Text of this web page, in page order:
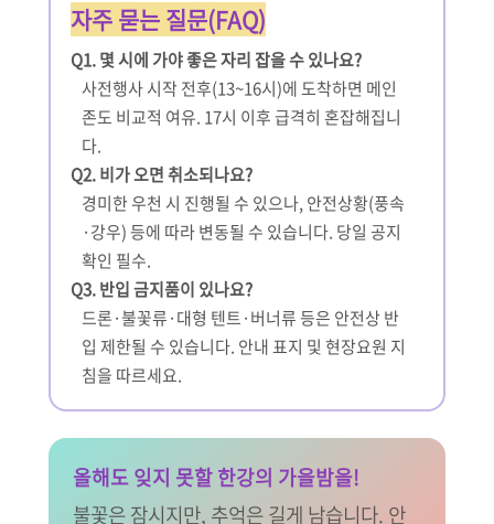
자주 묻는 질문(FAQ)
Q1. 몇 시에 가야 좋은 자리 잡을 수 있나요?
사전행사 시작 전후(13~16시)에 도착하면 메인
존도 비교적 여유. 17시 이후 급격히 혼잡해집니
다.
Q2. 비가 오면 취소되나요?
경미한 우천 시 진행될 수 있으나, 안전상황(풍속
·강우) 등에 따라 변동될 수 있습니다. 당일 공지
확인 필수.
Q3. 반입 금지품이 있나요?
드론·불꽃류·대형 텐트·버너류 등은 안전상 반
입 제한될 수 있습니다. 안내 표지 및 현장요원 지
침을 따르세요.
올해도 잊지 못할 한강의 가을밤을!
불꽃은 잠시지만, 추억은 길게 남습니다. 안